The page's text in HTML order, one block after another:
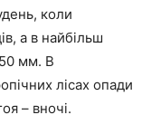
коли
а в найбільш
мм. В
лісах опади
– вночі.